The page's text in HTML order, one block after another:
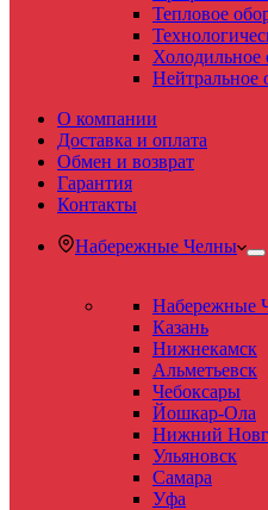
Тепловое
Холодильное
Нейтральное
О компании
Доставка и оплата
Обмен и возврат
Гарантия
Контакты
Набережные Челны
Набережные
Казань
Нижнекамск
Альметьевск
Чебоксары
Йошкар-Ола
Нижний
Ульяновск
Самара
Уфа